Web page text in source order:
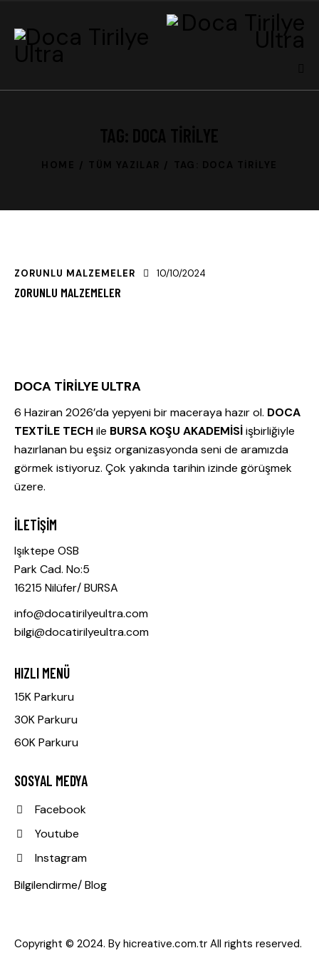
ZORUNLU MALZEMELER 10/10/2024
ZORUNLU MALZEMELER
DOCA TİRİLYE ULTRA
6 Haziran 2026’da yepyeni bir maceraya hazır ol. DOCA
TEXTİLE TECHile BURSA KOŞU AKADEMİSİişbirliğiyle
hazırlanan bu eşsiz organizasyonda seni de aramızda
görmek istiyoruz. Çok yakında tarihin izinde görüşmek
üzere.
İLETIŞIM
Işıktepe OSB
Park Cad. No:5
16215 Nilüfer/ BURSA
info@docatirilyeultra.com
bilgi@docatirilyeultra.com
HIZLI MENÜ
15K Parkuru
30K Parkuru
60K Parkuru
SOSYAL MEDYA
Facebook
Youtube
Instagram
Bilgilendirme/ Blog
Copyright © 2024. By hicreative.com.tr All rights reserved.